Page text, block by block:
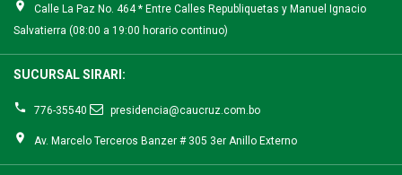
Calle La Paz No. 464 * Entre Calles Republiquetas y Manuel Ignacio
Salvatierra (08:00 a 19:00 horario continuo)
SUCURSAL SIRARI:
776-35540 presidencia@caucruz.com.bo
Av. Marcelo Terceros Banzer # 305 3er Anillo Externo